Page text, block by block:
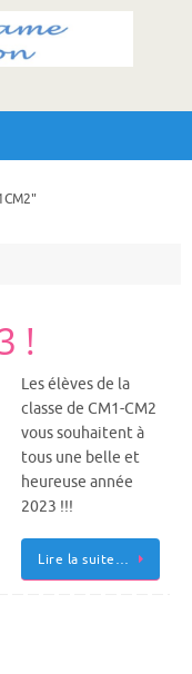
!
Les élèves de la
classe de CM1-CM2
vous souhaitent à
tous une belle et
heureuse année
2023 !!!
Lire la suite…